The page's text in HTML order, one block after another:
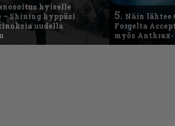
hyiselle
– Shining hyppäsi
uudella
5. Näin lähtee
Forgelta
myös